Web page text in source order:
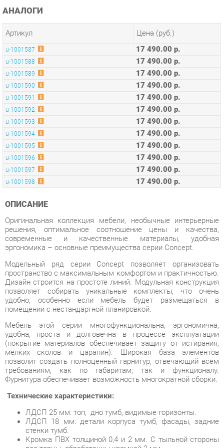
u-1001588 17 490.00 р.
17 490.00 р.
17 490.00 р.
17 490.00 р.
u-1001593 17 490.00 р.
u-1001594 17 490.00 р.
u-1001595 17 490.00 р.
u-1001596 17 490.00 р.
u-1001597 17 490.00 р.
u-1001598 17 490.00 р.
ОПИСАНИЕ
Оригинальная коллекция мебели, необычные интерьерные
современные и качественные материалы, удобная
Модельный ряд серии Concept позволяет организовать
пространство с максимальным комфортом и практичностью.
Дизайн строится на простоте линий. Модульная конструкция
позволяет собирать уникальные комплекты, что очень
удобно, особенно если мебель будет размещаться в
помещении с нестандартной планировкой.
Мебель этой серии многофункциональна, эргономична,
удобна, проста и долговечна в процессе эксплуатации
(покрытие материалов обеспечивает защиту от истирания,
мелких сколов и царапин). Широкая база элементов
позволит создать полноценный гарнитур, отвечающий всем
требованиям, как по габаритам, так и функционалу.
Фурнитура обеспечивает возможность многократной сборки.
Технические характеристики:
ЛДСП 25 мм: топ, дно тумб, видимые горизонты.
ЛДСП 18 мм: детали корпуса тумб, фасады, задние
стенки тумб.
Кромка ПВХ толщиной 0,4 и 2 мм. С тыльной стороны
Опоры: труба 50х25.
Направляющие ящиков: шариковые, полного
выдвижения без доводчиков, L=350 мм.
Колеса мобильных тумб: усиленные, прорезиненые